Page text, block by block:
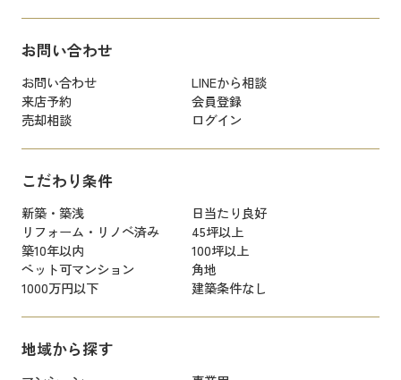
お問い合わせ
お問い合わせ
LINEから相談
来店予約
会員登録
売却相談
ログイン
こだわり条件
新築・築浅
日当たり良好
リフォーム・リノベ済み
45坪以上
築10年以内
100坪以上
ペット可マンション
角地
1000万円以下
建築条件なし
地域から探す